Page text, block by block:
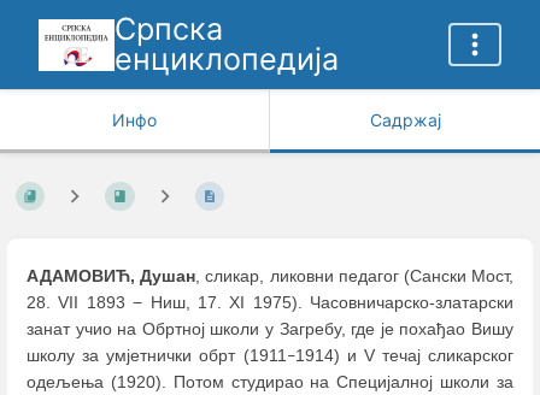
Српска
енциклопедија
Инфо Садржај
АДАМОВИЋ, Душан, сликар, ликовни педагог (Сански Мост,
28. VII 1893 − Ниш, 17. XI 1975). Часовничарско-златарски
занат учио на Обртној школи у Загребу, где је похађао Вишу
школу за умјетнички обрт (1911–1914) и V течај сликарског
одељења (1920). Потом студирао на Специјалној школи за